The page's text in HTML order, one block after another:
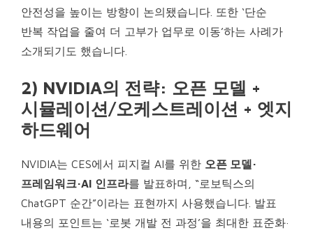
안전성을 높이는 방향이 논의됐습니다. 또한 ‘단순
반복 작업을 줄여 더 고부가 업무로 이동’하는 사례가
소개되기도 했습니다.
2) NVIDIA의 전략: 오픈 모델 +
시뮬레이션/오케스트레이션 + 엣지
하드웨어
NVIDIA는 CES에서 피지컬 AI를 위한 오픈 모델·
프레임워크·AI 인프라를 발표하며, “로보틱스의
ChatGPT 순간”이라는 표현까지 사용했습니다. 발표
내용의 포인트는 ‘로봇 개발 전 과정’을 최대한 표준화·